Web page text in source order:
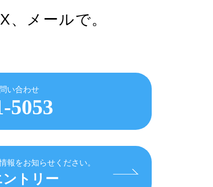
、メールで。
い合わせ
5053
報をお知らせください。
トリー